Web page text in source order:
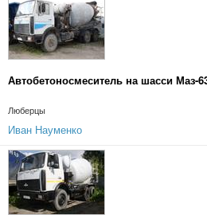
Автобетоносмеситель на шасси Маз-
Люберцы
Иван Науменко